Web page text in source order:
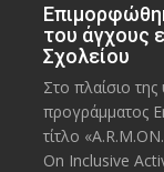
του άγχους
Σχολείου
Στο πλαίσιο
προγράμματος
τίτλο
On Inclusive